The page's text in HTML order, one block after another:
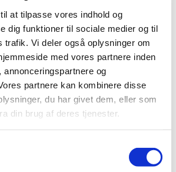
at tilpasse vores indhold og
dig funktioner til sociale medier og til
trafik. Vi deler også oplysninger om
med vores partnere inden
annonceringspartnere og
partnere kan kombinere disse
du har givet dem, eller som
din brug af deres tjenester.
i marts
den 22. marts,